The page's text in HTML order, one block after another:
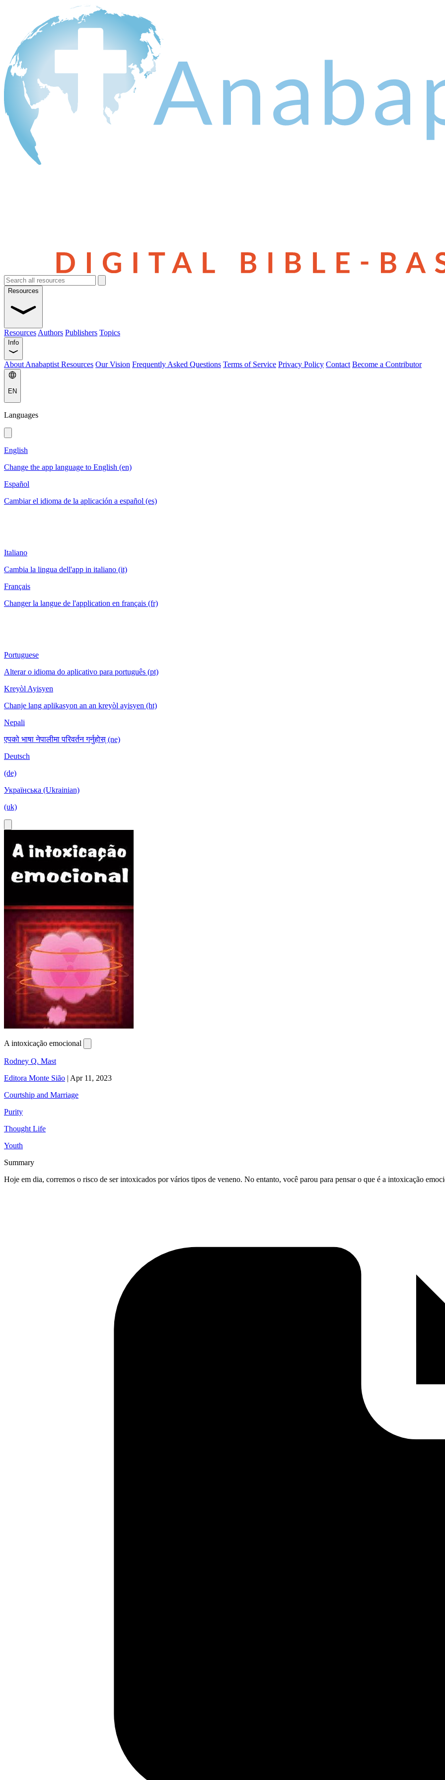
Resources
Resources Authors Publishers Topics
Info
About Anabaptist Resources Our Vision Frequently Asked Questions Terms of Service Privacy Policy Contact Become a Contributor
EN
Languages
English
Change the app language to English (en)
Español
Cambiar el idioma de la aplicación a español (es)
Italiano
Cambia la lingua dell'app in italiano (it)
Français
Changer la langue de l'application en français (fr)
Portuguese
Alterar o idioma do aplicativo para português (pt)
Kreyòl Ayisyen
Chanje lang aplikasyon an an kreyòl ayisyen (ht)
Nepali
एपको भाषा नेपालीमा परिवर्तन गर्नुहोस् (ne)
Deutsch
(de)
Українська (Ukrainian)
(uk)
A intoxicação emocional
Rodney Q. Mast
Editora Monte Sião | Apr 11, 2023
Courtship and Marriage
Purity
Thought Life
Youth
Summary
Hoje em dia, corremos o risco de ser intoxicados por vários tipos de veneno. No entanto, você parou para pensar o que é a intoxicação